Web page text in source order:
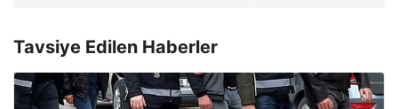
Tavsiye Edilen Haberler